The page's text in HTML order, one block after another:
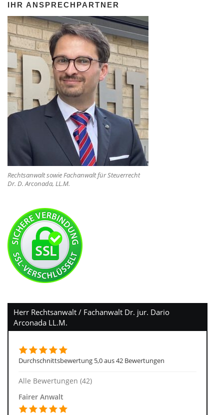
IHR ANSPRECHPARTNER
Rechtsanwalt sowie Fachanwalt für Steuerrecht
Dr. D. Arconada, LL.M.
Herr Rechtsanwalt / Fachanwalt Dr. jur. Dario
Arconada LL.M.
Durchschnittsbewertung 5,0 aus 42 Bewertungen
Alle Bewertungen (42)
Fairer Anwalt